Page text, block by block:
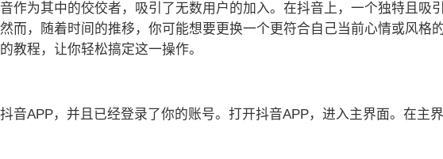
作为其中的佼佼者，吸引了无数用户的加入。在抖音上，一个独特且吸
而，随着时间的推移，你可能想要更换一个更符合自己当前心情或风格
教程，让你轻松搞定这一操作。
音APP，并且已经登录了你的账号。打开抖音APP，进入主界面。在主